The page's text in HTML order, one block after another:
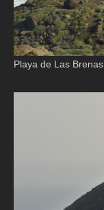
Playa de Las Brenas